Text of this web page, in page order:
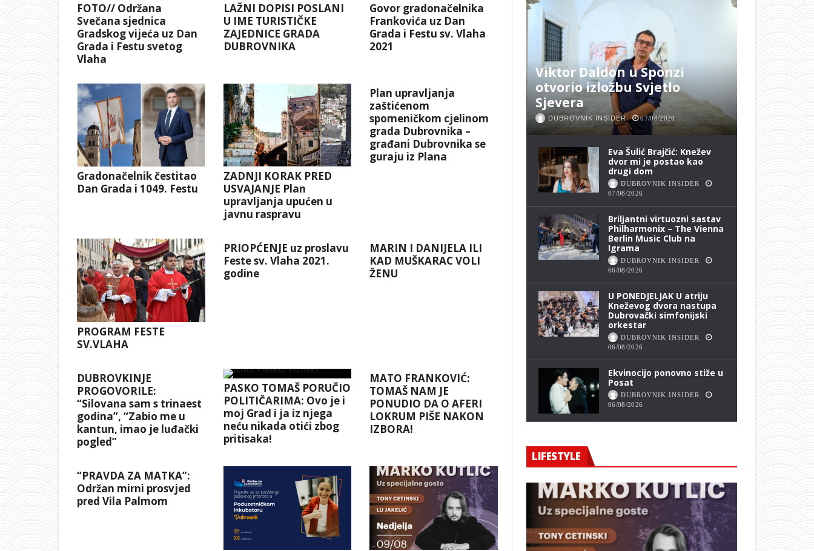
FOTO// Održana
Svečana sjednica
Gradskog vijeća uz Dan
Grada i Festu svetog
Vlaha
LAŽNI DOPISI POSLANI
U IME TURISTIČKE
ZAJEDNICE GRADA
DUBROVNIKA
Govor gradonačelnika
Frankovića uz Dan
Grada i Festu sv. Vlaha
2021
Gradonačelnik čestitao
Dan Grada i 1049. Festu
ZADNJI KORAK PRED
USVAJANJE Plan
upravljanja upućen u
javnu raspravu
Plan upravljanja
zaštićenom
spomeničkom cjelinom
grada Dubrovnika –
građani Dubrovnika se
guraju iz Plana
PROGRAM FESTE
SV.VLAHA
PRIOPĆENJE uz proslavu
Feste sv. Vlaha 2021.
godine
MARIN I DANIJELA ILI
KAD MUŠKARAC VOLI
ŽENU
DUBROVKINJE
PROGOVORILE:
“Silovana sam s trinaest
godina”, “Zabio me u
kantun, imao je luđački
pogled”
PASKO TOMAŠ PORUČIO
POLITIČARIMA: Ovo je i
moj Grad i ja iz njega
neću nikada otići zbog
pritisaka!
MATO FRANKOVIĆ:
TOMAŠ NAM JE
PONUDIO DA O AFERI
LOKRUM PIŠE NAKON
IZBORA!
“PRAVDA ZA MATKA”:
Održan mirni prosvjed
pred Vila Palmom
Viktor Daldon u Sponzi
otvorio izložbu Svjetlo
Sjevera
DUBROVNIK INSIDER 07/08/2026
Eva Šulić Brajčić: Knežev
dvor mi je postao kao
drugi dom
DUBROVNIK INSIDER
07/08/2026
Briljantni virtuozni sastav
Philharmonix – The Vienna
Berlin Music Club na
Igrama
DUBROVNIK INSIDER
06/08/2026
U PONEDJELJAK U atriju
Kneževog dvora nastupa
Dubrovački simfonijski
orkestar
DUBROVNIK INSIDER
06/08/2026
Ekvinocijo ponovno stiže u
Posat
DUBROVNIK INSIDER
06/08/2026
LIFESTYLE